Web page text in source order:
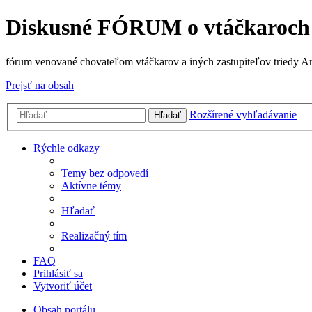
Diskusné FÓRUM o vtáčkaroch
fórum venované chovateľom vtáčkarov a iných zastupiteľov triedy
Prejsť na obsah
Hľadať Rozšírené vyhľadávanie
Rýchle odkazy
Temy bez odpovedí
Aktívne témy
Hľadať
Realizačný tím
FAQ
Prihlásiť sa
Vytvoriť účet